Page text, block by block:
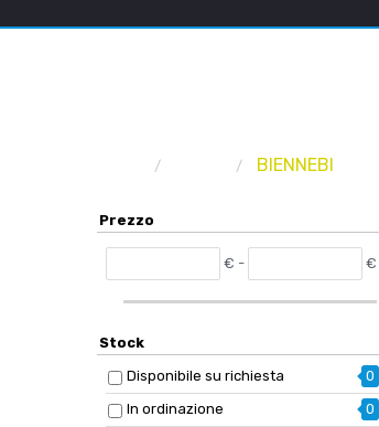
BIENNEBI
Prezzo
€ - €
Stock
Disponibile su richiesta
0
In ordinazione
0